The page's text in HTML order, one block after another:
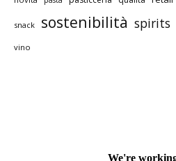
snack sostenibilità spirits
vino